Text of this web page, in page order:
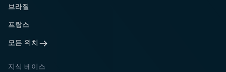
브라질
프랑스
모든 위치
지식 베이스